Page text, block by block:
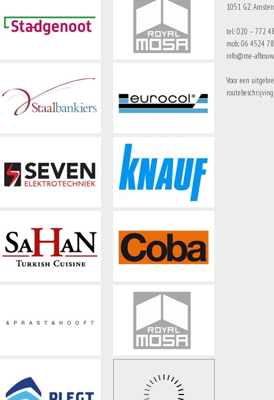
1051 GZ
tel: 020 – 772
mob: 06 4524
info@me-
Voor een